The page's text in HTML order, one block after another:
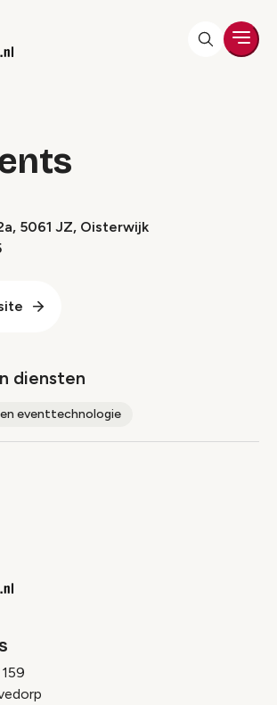
5061 JZ, Oisterwijk
diensten
eventtechnologie